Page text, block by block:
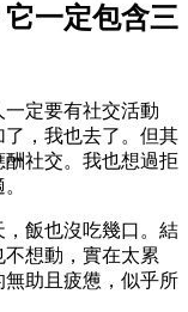
一定包含三
定要有社交活動
，我也去了。但其
社交。我也想過拒
飯也沒吃幾口。結
想動，實在太累
助且疲憊，似乎所